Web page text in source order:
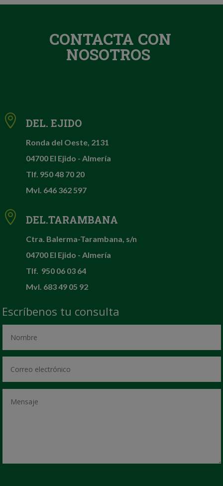
CONTACTA CON
NOSOTROS
 DEL. EJIDO
Ronda del Oeste, 2131
04700 El Ejido - Almería
Tlf. 950 48 70 20
Mvl. 646 362 597
 DEL.TARAMBANA
Ctra. Balerma-Tarambana, s/n
04700 El Ejido - Almería
Tlf. 950 06 03 64
Mvl. 683 49 05 92
Escríbenos tu consulta